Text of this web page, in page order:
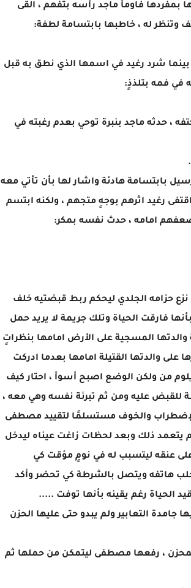
بمفردها فاومأ ماجد رأسه بتفهم ، القى
وتنظر له ، خاطبها بابتسامة لطفة:
شرد رغيد في اسمها الذي نطق به قبل
فمه بتلذذٍ:
، حدثه ماجد بنبرة توحي بعدم رغبته في
بابتسامة هادئة واشار لها بأن تأتي معه
رغيد اثرهم بوجهٍ متجهم ، ولكنه ابتسم
امامه ، حدث نفسه بمكر:
حزامه الجلدي ليحكم ربط قبضتيه خلف
فارقت الحياة وتلك جريمة لا يريد حمل
والدتها المسجية على الأرض امامها بنظراتٍ
على والدتها القتيلة امامها بعدما ادركت
من ولكن الوضع اصبح أسوأ ، احتار كيف
للقبض عليه ومن ثم تبرئة نفسه وهي معه ،
والخوف مستسلمًا لتقييد مصطفى
يتعمد ذلك وبعد لحظات زاغت عيناه ليدخل
عنقه ليتسبب له في نومٍ مؤقت كي
هاتفه ويتصل بالشرطة كي تحضر وأكد
الحياة رغم يقينه بأنها توفت .....
جامدة التعابير ولم يبدو حتى عليها الحزن
، رفعها مصطفى ليتمكن من حملها ثم